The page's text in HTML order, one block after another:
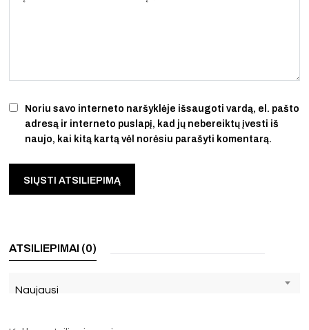
Noriu savo interneto naršyklėje išsaugoti vardą, el. pašto
adresą ir interneto puslapį, kad jų nebereiktų įvesti iš
naujo, kai kitą kartą vėl norėsiu parašyti komentarą.
ATSILIEPIMAI (0)
Naujausi